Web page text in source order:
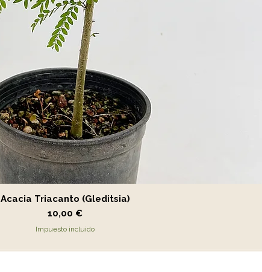
Vista rápida
Acacia Triacanto (Gleditsia)
Precio
10,00 €
Impuesto incluido